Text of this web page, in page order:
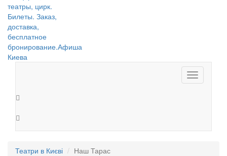
Toggle
navigation
Театри в Києві Наш Тарас